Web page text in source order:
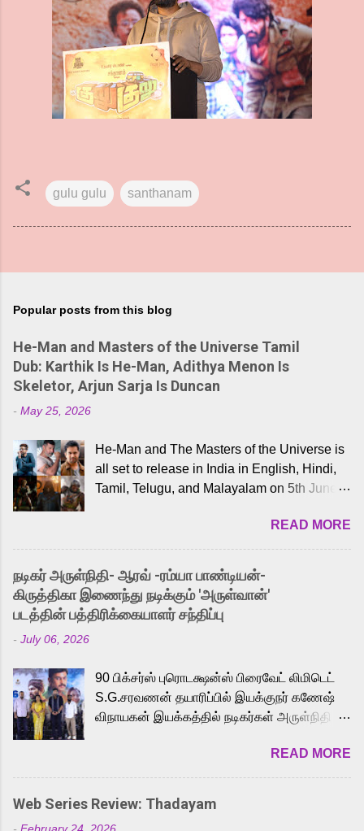
gulu gulu santhanam
Popular posts from this blog
He-Man and Masters of the Universe Tamil
Dub: Karthik Is He-Man, Adithya Menon Is
Skeletor, Arjun Sarja Is Duncan
- May 25, 2026
He-Man and The Masters of the Universe is
all set to release in India in English, Hindi,
Tamil, Telugu, and Malayalam on 5th June,
received a lot of love from cult He-Man fans
and offered audiences an exciting glimpse
into the world of Eternia, the recently
released Tamil trailer has also generated
strong excitement among Tamil audiences.
Adding to the growing buzz is the film’s
to the iconic superhero He-Man. Known for
memorable songs like “Behene De” from
Raavan, “Oru Maalai” from Ghajini, and
loved for his versatile voice and strong
command over multiple languages, making
him a strong fit for the legendary character.
READ MORE
நடிகர் அருள்நிதி- ஆரவ் -ரம்யா பாண்டியன்-
கிருத்திகா இணைந்து நடிக்கும் 'அருள்வான்'
படத்தின் பத்திரிக்கையாளர் சந்திப்பு
- July 06, 2026
90 பிக்சர்ஸ் புரொடக்ஷன்ஸ் பிரைவேட் லிமிடெட்
S.G.சரவணன் தயாரிப்பில் இயக்குநர் கணேஷ்
விநாயகன் இயக்கத்தில் நடிகர்கள் அருள்நிதி -
முக்கிய வேடத்தில் இணைந்து நடித்திருக்கும்
'அருள்வான்' திரைப்படத்தினை
பத்திரிக்கையாளர் சந்திப்பு சென்னையில்
நடைபெற்றது. இயக்குநர் கணேஷ் விநாயகன்
READ MORE
Web Series Review: Thadayam